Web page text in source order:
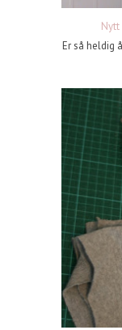
Er så heldig